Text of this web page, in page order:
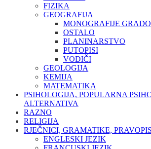
FIZIKA
GEOGRAFIJA
MONOGRAFIJE
OSTALO
PLANINARSTVO
PUTOPISI
VODIČI
GEOLOGIJA
KEMIJA
MATEMATIKA
PSIHOLOGIJA, POPULARNA
ALTERNATIVA
RAZNO
RELIGIJA
RJEČNICI, GRAMATIKE,
ENGLESKI JEZIK